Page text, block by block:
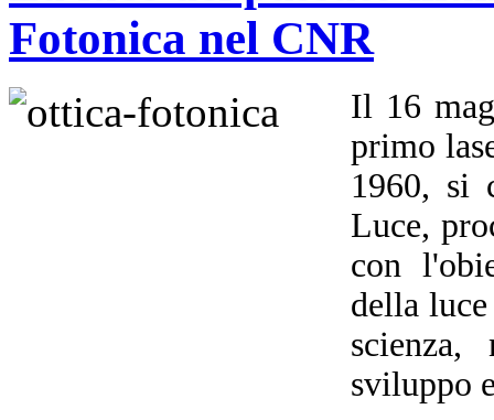
Fotonica nel CNR
Il 16
primo
1960, si
Luce,
con
della
scienza,
sviluppo